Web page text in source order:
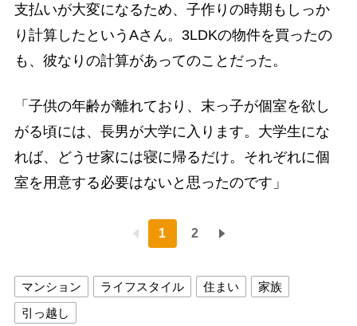
支払いが大変になるため、子作りの時期もしっか
り計算したというAさん。3LDKの物件を買ったの
も、彼なりの計算があってのことだった。
「子供の年齢が離れており、末っ子が個室を欲し
がる頃には、長男が大学に入ります。大学生にな
れば、どうせ家には寝に帰るだけ。それぞれに個
室を用意する必要はないと思ったのです」
1 2
マンション ライフスタイル 住まい
家族
引っ越し